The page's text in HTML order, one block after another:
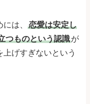
は、
恋愛は安定し
つものという認識が
げすぎないという